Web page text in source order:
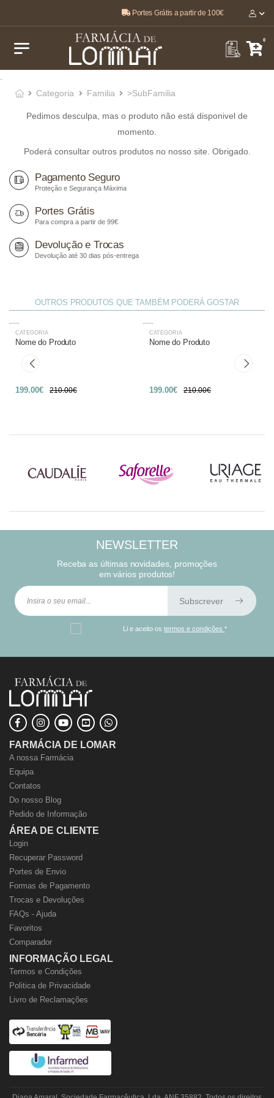
O melhor, pela sua saúde e bem-estar 🤍
Portes Grátis a partir de 100€
0
Categoria
Familia >SubFamilia
Pedimos desculpa, mas o produto não está disponivel de
momento.
Poderá consultar outros produtos no nosso site. Obrigado.
Pagamento Seguro
Proteção e Segurança Máxima
Portes Grátis
Para compra a partir de 99€
Devolução e Trocas
Devolução até 30 dias pós-entrega
OUTROS PRODUTOS QUE TAMBÉM PODERÁ GOSTAR
-27%
CATEGORIA
Nome do Produto
199.00€ 210.00€
-27%
CATEGORIA
Nome do Produto
199.00€ 210.00€
NEWSLETTER
Receba as últimas novidades, promoções
em vários produtos!
Subscrever
Li e aceito ostermos e condições*
FARMÁCIA DE LOMAR
A nossa Farmácia
Equipa
Contatos
Do nosso Blog
Pedido de Informação
ÁREA DE CLIENTE
Login
Recuperar Password
Portes de Envio
Formas de Pagamento
Trocas e Devoluções
FAQs - Ajuda
Favoritos
Comparador
INFORMAÇÃO LEGAL
Termos e Condições
Politica de Privacidade
Livro de Reclamações